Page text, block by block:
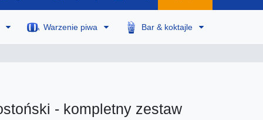
Warzenie piwa Bar & koktajle
- kompletny zestaw